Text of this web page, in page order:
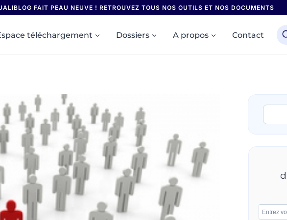
FAIT PEAU NEUVE ! RETROUVEZ TOUS NOS OUTILS ET NOS DOCUMENTS
téléchargement Dossiers A propos Contact